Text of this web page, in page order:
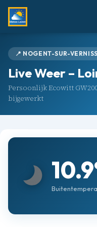
📍 NOGENT-SUR-
Live Weer –
Persoonlijk Ecowitt
bijgewerkt